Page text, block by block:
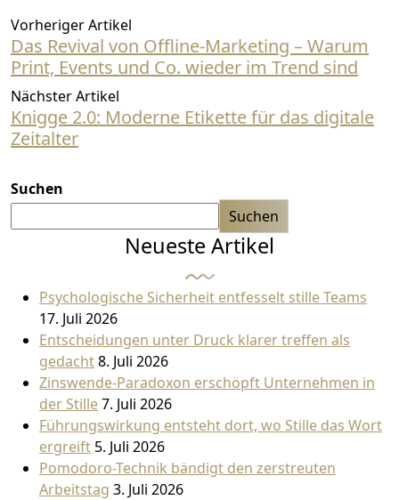
Vorheriger Artikel
Das Revival von Offline-Marketing – Warum
Print, Events und Co. wieder im Trend sind
Nächster Artikel
Knigge 2.0: Moderne Etikette für das digitale
Zeitalter
Suchen
Suchen
Neueste Artikel
Psychologische Sicherheit entfesselt stille Teams
17. Juli 2026
Entscheidungen unter Druck klarer treffen als
gedacht8. Juli 2026
Zinswende-Paradoxon erschöpft Unternehmen in
der Stille7. Juli 2026
Führungswirkung entsteht dort, wo Stille das Wort
ergreift 5. Juli 2026
Pomodoro-Technik bändigt den zerstreuten
Arbeitstag 3. Juli 2026